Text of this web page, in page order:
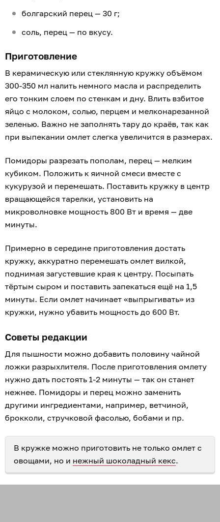
болгарский перец — 30 г;
соль, перец — по вкусу.
Приготовление
В керамическую или стеклянную кружку объёмом
300-350 мл налить немного масла и распределить
его тонким слоем по стенкам и дну. Влить взбитое
яйцо с молоком, солью, перцем и мелконарезанной
зеленью. Важно не заполнять тару до краёв, так как
при выпекании омлет слегка увеличится в размерах.
Помидоры разрезать пополам, перец — мелким
кубиком. Положить к яичной смеси вместе с
кукурузой и перемешать. Поставить кружку в центр
вращающейся тарелки, установить на
микроволновке мощность 800 Вт и время — две
минуты.
Примерно в середине приготовления достать
кружку, аккуратно перемешать омлет вилкой,
поднимая загустевшие края к центру. Посыпать
тёртым сыром и поставить запекаться ещё на 1,5
минуты. Если омлет начинает «выпрыгивать» из
кружки, нужно убавить мощность до 600 Вт.
Советы редакции
Для пышности можно добавить половину чайной
ложки разрыхлителя. После приготовления омлету
нужно дать постоять 1-2 минуты — так он станет
нежнее. Помидоры и перец можно заменить
другими ингредиентами, например, ветчиной,
брокколи, стручковой фасолью, бобами и пр.
В кружке можно приготовить не только омлет с
овощами, но и нежный шоколадный кекс.